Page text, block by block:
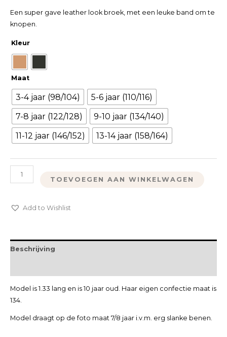
Een super gave leather look broek, met een leuke band om te
knopen.
Kleur
Maat
3-4 jaar (98/104)
5-6 jaar (110/116)
7-8 jaar (122/128)
9-10 jaar (134/140)
11-12 jaar (146/152)
13-14 jaar (158/164)
TOEVOEGEN AAN WINKELWAGEN
Add to Wishlist
Beschrijving
Model is 1.33 lang en is 10 jaar oud. Haar eigen confectie maat is
134.
Model draagt op de foto maat 7/8 jaar i.v.m. erg slanke benen.